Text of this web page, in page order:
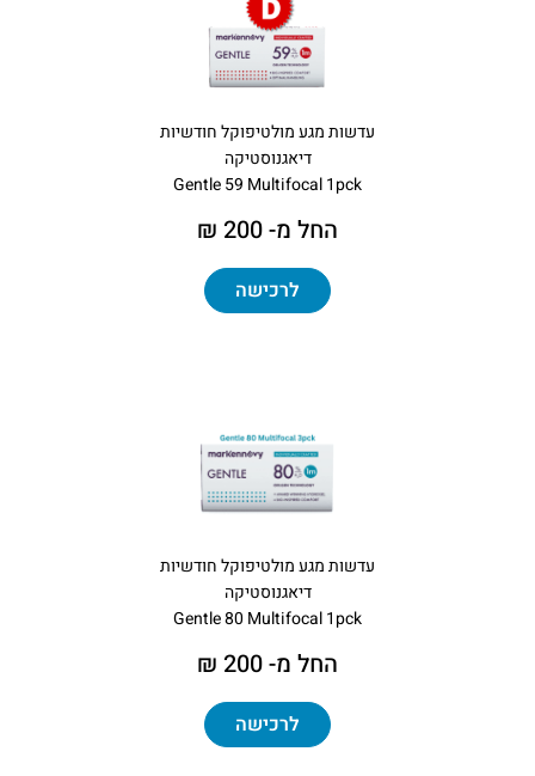
עדשות מגע מולטיפוקל חודשיות
דיאגנוסטיקה
Gentle 59 Multifocal 1pck
החל מ- 200 ₪
לרכישה
עדשות מגע מולטיפוקל חודשיות
דיאגנוסטיקה
Gentle 80 Multifocal 1pck
החל מ- 200 ₪
לרכישה